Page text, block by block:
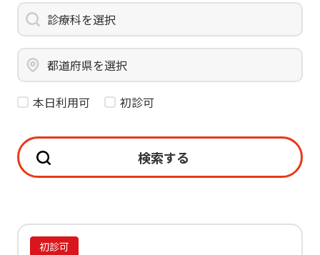
診療科を選択
都道府県を選択
本日利用可 初診可
検索する
初診可